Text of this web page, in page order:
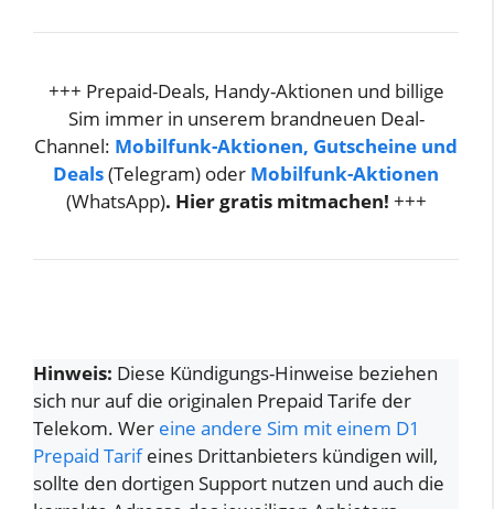
+++ Prepaid-Deals, Handy-Aktionen und billige
Sim immer in unserem brandneuen Deal-
Channel: Mobilfunk-Aktionen, Gutscheine und
Deals(Telegram) oder Mobilfunk-Aktionen
(WhatsApp). Hier gratis mitmachen! +++
Hinweis: Diese Kündigungs-Hinweise beziehen
sich nur auf die originalen Prepaid Tarife der
Telekom. Wer eine andere Sim mit einem D1
Prepaid Tarifeines Drittanbieters kündigen will,
sollte den dortigen Support nutzen und auch die